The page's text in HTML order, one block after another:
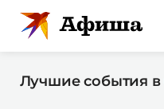
Лучшие события в